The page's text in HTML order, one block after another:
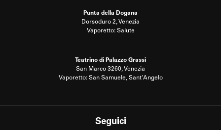
Punta della Dogana
Dorsoduro 2, Venezia
Vaporetto: Salute
Teatrino di Palazzo Grassi
San Marco 3260, Venezia
Vaporetto: San Samuele, Sant'Angelo
Seguici